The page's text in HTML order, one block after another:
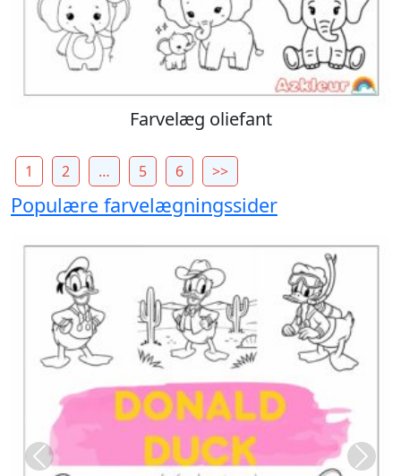
Farvelæg oliefant
1 2 … 5 6 >>
Populære farvelægningssider
Previous Next